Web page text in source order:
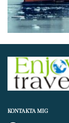
KONTAKTA MIG